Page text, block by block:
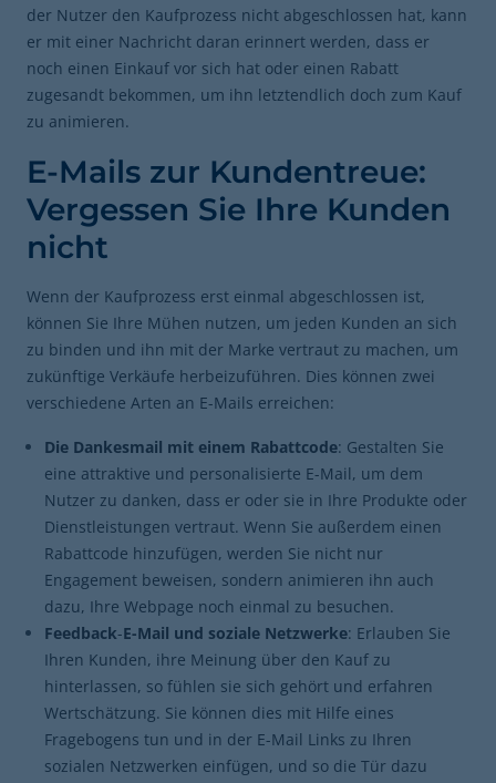
der Nutzer den Kaufprozess nicht abgeschlossen hat, kann
er mit einer Nachricht daran erinnert werden, dass er
noch einen Einkauf vor sich hat oder einen Rabatt
zugesandt bekommen, um ihn letztendlich doch zum Kauf
zu animieren.
E-Mails zur Kundentreue:
Vergessen Sie Ihre Kunden
nicht
Wenn der Kaufprozess erst einmal abgeschlossen ist,
können Sie Ihre Mühen nutzen, um jeden Kunden an sich
zu binden und ihn mit der Marke vertraut zu machen, um
zukünftige Verkäufe herbeizuführen. Dies können zwei
verschiedene Arten an E-Mails erreichen:
Die Dankesmail mit einem Rabattcode: Gestalten Sie
eine attraktive und personalisierte E-Mail, um dem
Nutzer zu danken, dass er oder sie in Ihre Produkte oder
Dienstleistungen vertraut. Wenn Sie außerdem einen
Rabattcode hinzufügen, werden Sie nicht nur
Engagement beweisen, sondern animieren ihn auch
dazu, Ihre Webpage noch einmal zu besuchen.
Feedback-E-Mail und soziale Netzwerke: Erlauben Sie
Ihren Kunden, ihre Meinung über den Kauf zu
hinterlassen, so fühlen sie sich gehört und erfahren
Wertschätzung. Sie können dies mit Hilfe eines
Fragebogens tun und in der E-Mail Links zu Ihren
sozialen Netzwerken einfügen, und so die Tür dazu